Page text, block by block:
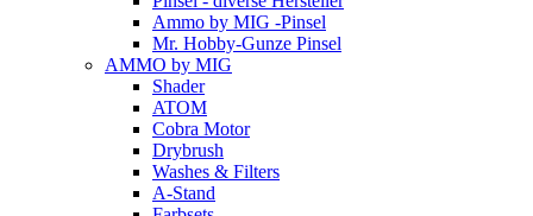
Ammo by MIG -Pinsel
Mr. Hobby-Gunze Pinsel
AMMO by MIG
Shader
ATOM
Cobra Motor
Drybrush
Washes & Filters
A-Stand